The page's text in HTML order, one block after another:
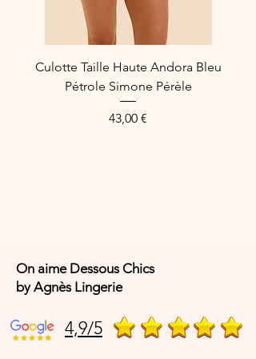
Broderie: 100% Polyester
Aile: 59% Polyamide, 41%
Elastanne
Culotte Taille Haute Andora Bleu
Pétrole Simone Pérèle
Prix
43,00 €
On aime Dessous Chics
by Agnès Lingerie
4,9/5